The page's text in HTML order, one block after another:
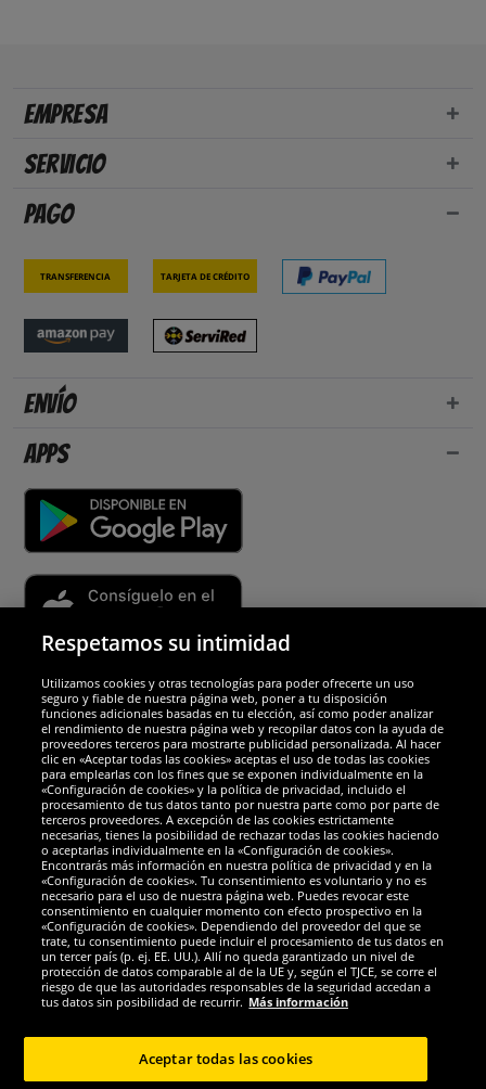
Empresa
Servicio
Pago
Transferencia Tarjeta de crédito
Envío
Apps
Socios y seguridad
Galardones
Redes sociales
Respetamos su intimidad
Utilizamos cookies y otras tecnologías para poder ofrecerte un uso
seguro y fiable de nuestra página web, poner a tu disposición
funciones adicionales basadas en tu elección, así como poder analizar
el rendimiento de nuestra página web y recopilar datos con la ayuda de
proveedores terceros para mostrarte publicidad personalizada. Al hacer
clic en «Aceptar todas las cookies» aceptas el uso de todas las cookies
para emplearlas con los fines que se exponen individualmente en la
«Configuración de cookies» y la política de privacidad, incluido el
procesamiento de tus datos tanto por nuestra parte como por parte de
terceros proveedores. A excepción de las cookies estrictamente
necesarias, tienes la posibilidad de rechazar todas las cookies haciendo
o aceptarlas individualmente en la «Configuración de cookies».
Encontrarás más información en nuestra política de privacidad y en la
«Configuración de cookies». Tu consentimiento es voluntario y no es
necesario para el uso de nuestra página web. Puedes revocar este
consentimiento en cualquier momento con efecto prospectivo en la
«Configuración de cookies». Dependiendo del proveedor del que se
trate, tu consentimiento puede incluir el procesamiento de tus datos en
un tercer país (p. ej. EE. UU.). Allí no queda garantizado un nivel de
protección de datos comparable al de la UE y, según el TJCE, se corre el
riesgo de que las autoridades responsables de la seguridad accedan a
tus datos sin posibilidad de recurrir. Más información
Aceptar todas las cookies